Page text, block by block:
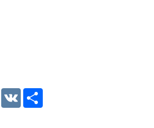
Odnoklassniki
VK